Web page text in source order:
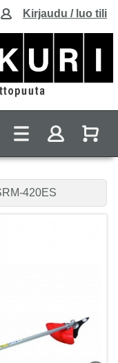
Kirjaudu / luo tili
420ES